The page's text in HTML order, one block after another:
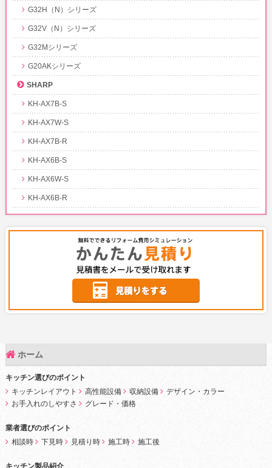
G32H（N）シリーズ
G32V（N）シリーズ
G32Mシリーズ
G20AKシリーズ
SHARP
KH-AX7B-S
KH-AX7W-S
KH-AX7B-R
KH-AX6B-S
KH-AX6W-S
KH-AX6B-R
ホーム
キッチン選びのポイント
キッチンレイアウト
高性能設備 収納設備
デザイン・カラー
お手入れのしやすさ
グレード・価格
業者選びのポイント
相談時
下見時 見積り時 施工時 施工後
キッチン製品紹介